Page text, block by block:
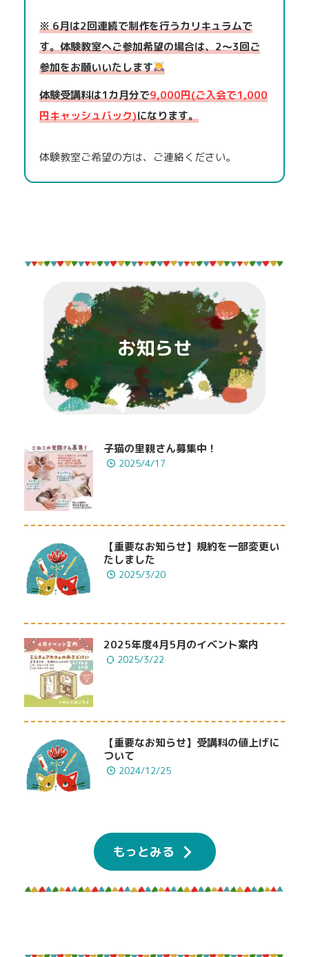
※ 6月は2回連続で制作を行うカリキュラムで
す。体験教室へご参加希望の場合は、2〜3回ご
参加をお願いいたします
体験受講料は1カ月分で9,000円(ご入会で1,000
円キャッシュバック)になります。
体験教室ご希望の方は、ご連絡ください。
お知らせ
子猫の里親さん募集中！
2025/4/17
【重要なお知らせ】規約を一部変更い
たしました
2025/3/20
2025年度4月5月のイベント案内
2025/3/22
【重要なお知らせ】受講料の値上げに
ついて
2024/12/25
もっとみる